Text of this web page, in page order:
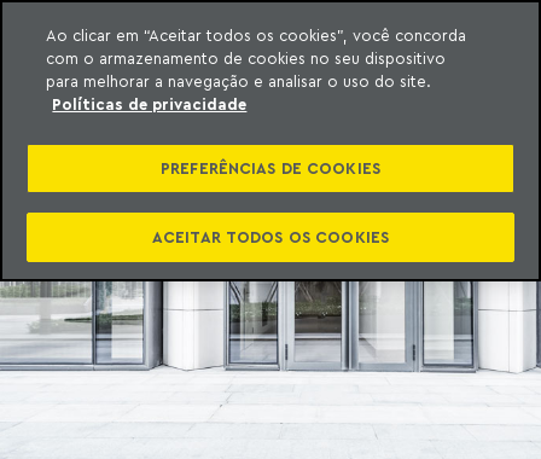
o conteúdo
Machado Meyer
Ao clicar em “Aceitar todos os cookies”, você concorda
com o armazenamento de cookies no seu dispositivo
para melhorar a navegação e analisar o uso do site.
Políticas de privacidade
PREFERÊNCIAS DE COOKIES
ACEITAR TODOS OS COOKIES